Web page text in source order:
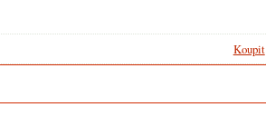
Koupit